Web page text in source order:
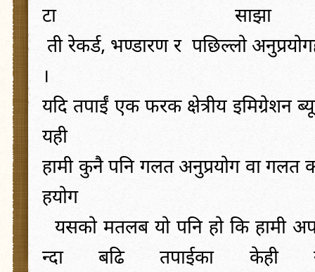
टा
साझा
ती रेकर्ड, भण्डारण र पछिल्लो
।
यदि तपाईं एक फरक क्षेत्रीय इमिग्रेशन
यही
हामी कुनै पनि गलत अनुप्रयोग वा गलत
हयोग
यसको मतलब यो पनि हो कि हामी
न्दा
बढि तपाईका केही